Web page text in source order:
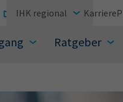
Ratgeber
IHK regional Karriere